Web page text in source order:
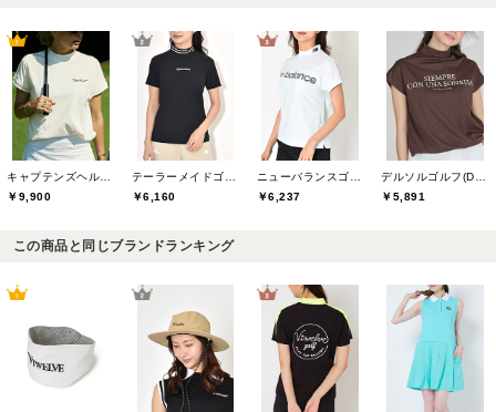
￥9,900
￥6,160
￥6,237
￥5,891
この商品と同じブランドランキング